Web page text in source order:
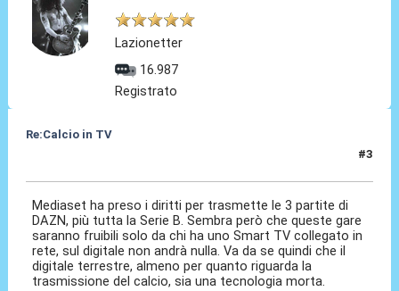
Lazionetter
16.987
Registrato
Re:Calcio in TV
#3
Mediaset ha preso i diritti per trasmette le 3 partite di
DAZN, più tutta la Serie B. Sembra però che queste gare
saranno fruibili solo da chi ha uno Smart TV collegato in
rete, sul digitale non andrà nulla. Va da se quindi che il
digitale terrestre, almeno per quanto riguarda la
trasmissione del calcio, sia una tecnologia morta.